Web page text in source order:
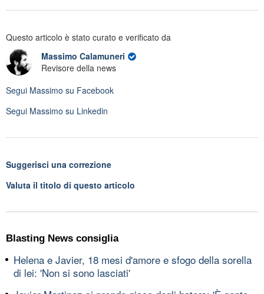
Questo articolo è stato curato e verificato da
Massimo Calamuneri
Revisore della news
Segui Massimo su Facebook
Segui Massimo su Linkedin
Suggerisci una correzione
Valuta il titolo di questo articolo
Blasting News consiglia
Helena e Javier, 18 mesi d'amore e sfogo della sorella
di lei: 'Non si sono lasciati'